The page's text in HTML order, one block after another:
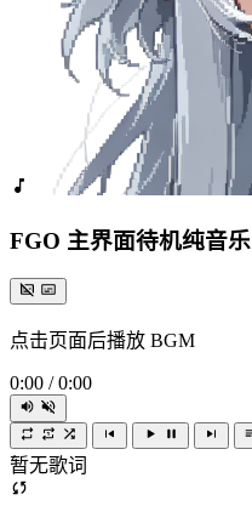
FGO 主界面待机纯音乐
点击页面后播放 BGM
0:00 / 0:00
暂无歌词